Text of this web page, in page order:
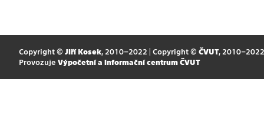
Copyright © Jiří Kosek, 2010–2022 | Copyright © ČVUT, 2010–2022
Provozuje Výpočetní a informační centrum ČVUT